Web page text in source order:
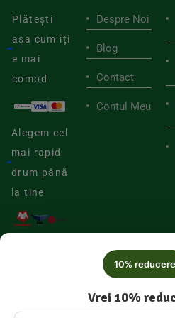
Plătești
așa cum îți
e mai
comod
Alegem cel
mai rapid
drum până
la tine
Despre Noi
Blog
Contact
Contul Meu
Biorganica RETAIL SRL,
J/2025/
10% reducere
Vrei 10%